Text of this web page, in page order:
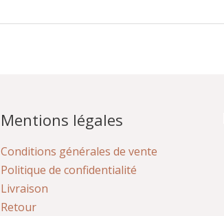
Mentions légales
Conditions générales de vente
Politique de confidentialité
Livraison
Retour